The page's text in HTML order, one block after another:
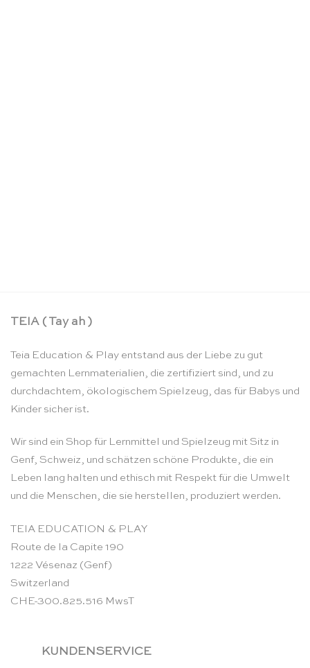
TEIA ( Tay ah )
Teia Education & Play entstand aus der Liebe zu gut
gemachten Lernmaterialien, die zertifiziert sind, und zu
durchdachtem, ökologischem Spielzeug, das für Babys und
Kinder sicher ist.
Wir sind ein Shop für Lernmittel und Spielzeug mit Sitz in
Genf, Schweiz, und schätzen schöne Produkte, die ein
Leben lang halten und ethisch mit Respekt für die Umwelt
und die Menschen, die sie herstellen, produziert werden.
TEIA EDUCATION & PLAY
Route de la Capite 190
1222 Vésenaz (Genf)
Switzerland
CHE-300.825.516 MwsT
KUNDENSERVICE